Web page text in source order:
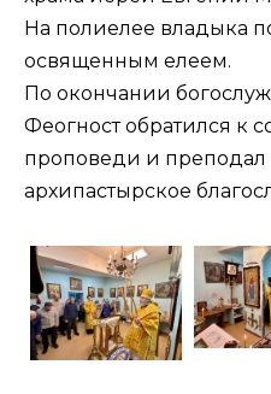
На полиелее владыка
освященным елеем.
По окончании
Феогност обратился к
проповеди и преподал
архипастырское